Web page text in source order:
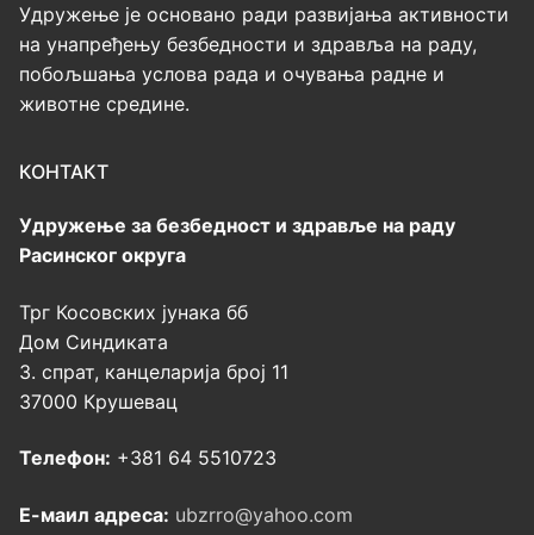
Удружење је основано ради развијања активности
на унапређењу безбедности и здравља на раду,
побољшања услова рада и очувања радне и
животне средине.
КОНТАКТ
Удружење за безбедност и здравље на раду
Расинског округа
Трг Косовских јунака бб
Дом Синдиката
3. спрат, канцеларија број 11
37000 Крушевац
Телефон: +381 64 5510723
Е-маил адреса: ubzrro@yahoo.com